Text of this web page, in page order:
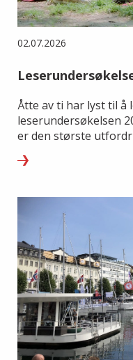
02.07.2026
Åtte av ti har lyst til å
leserundersøkelsen
er den største